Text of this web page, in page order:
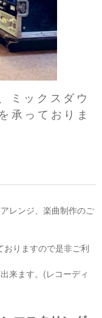
ミックスダウ
承っておりま
レンジ、楽曲制作のご
おりますので是非ご利
来ます。(レコーディ